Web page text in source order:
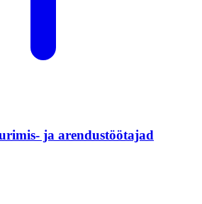
ja arendustöötajad